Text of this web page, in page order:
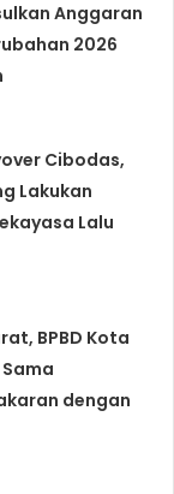
Anggaran
2026
Cibodas,
Lakukan
Lalu
BPBD Kota
dengan